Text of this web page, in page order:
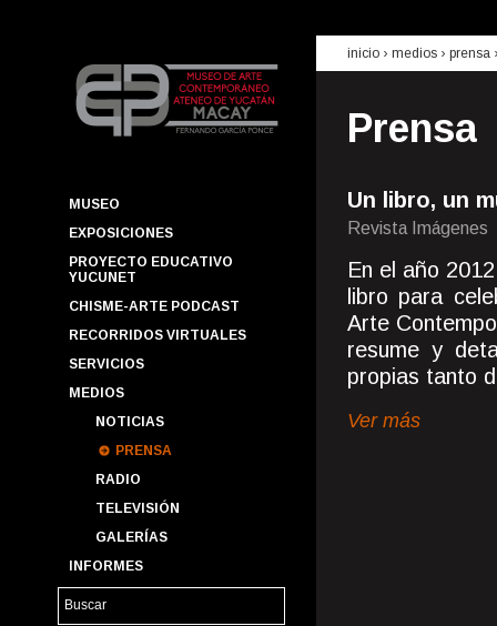
MUSEO
EXPOSICIONES
PROYECTO EDUCATIVO
YUCUNET
CHISME-ARTE PODCAST
RECORRIDOS VIRTUALES
SERVICIOS
MEDIOS
NOTICIAS
PRENSA
RADIO
TELEVISIÓN
GALERÍAS
INFORMES
inicio › medios › prensa
Prensa
Un libro, un
Revista Imágenes
En el año
libro para
Arte
resume y
propias tanto
Ver más